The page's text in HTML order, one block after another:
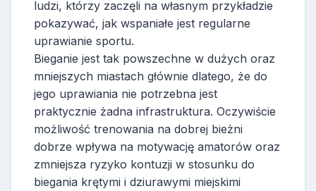
ludzi, którzy zaczęli na własnym przykładzie
pokazywać, jak wspaniałe jest regularne
uprawianie sportu.
Bieganie jest tak powszechne w dużych oraz
mniejszych miastach głównie dlatego, że do
jego uprawiania nie potrzebna jest
praktycznie żadna infrastruktura. Oczywiście
możliwość trenowania na dobrej bieżni
dobrze wpływa na motywację amatorów oraz
zmniejsza ryzyko kontuzji w stosunku do
biegania krętymi i dziurawymi miejskimi